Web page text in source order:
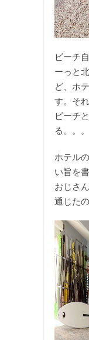
ビーチ
ーっと
ど、ホ
す。そ
ビーチ
る。。。
ホテル
い旨を
おじさ
通じた